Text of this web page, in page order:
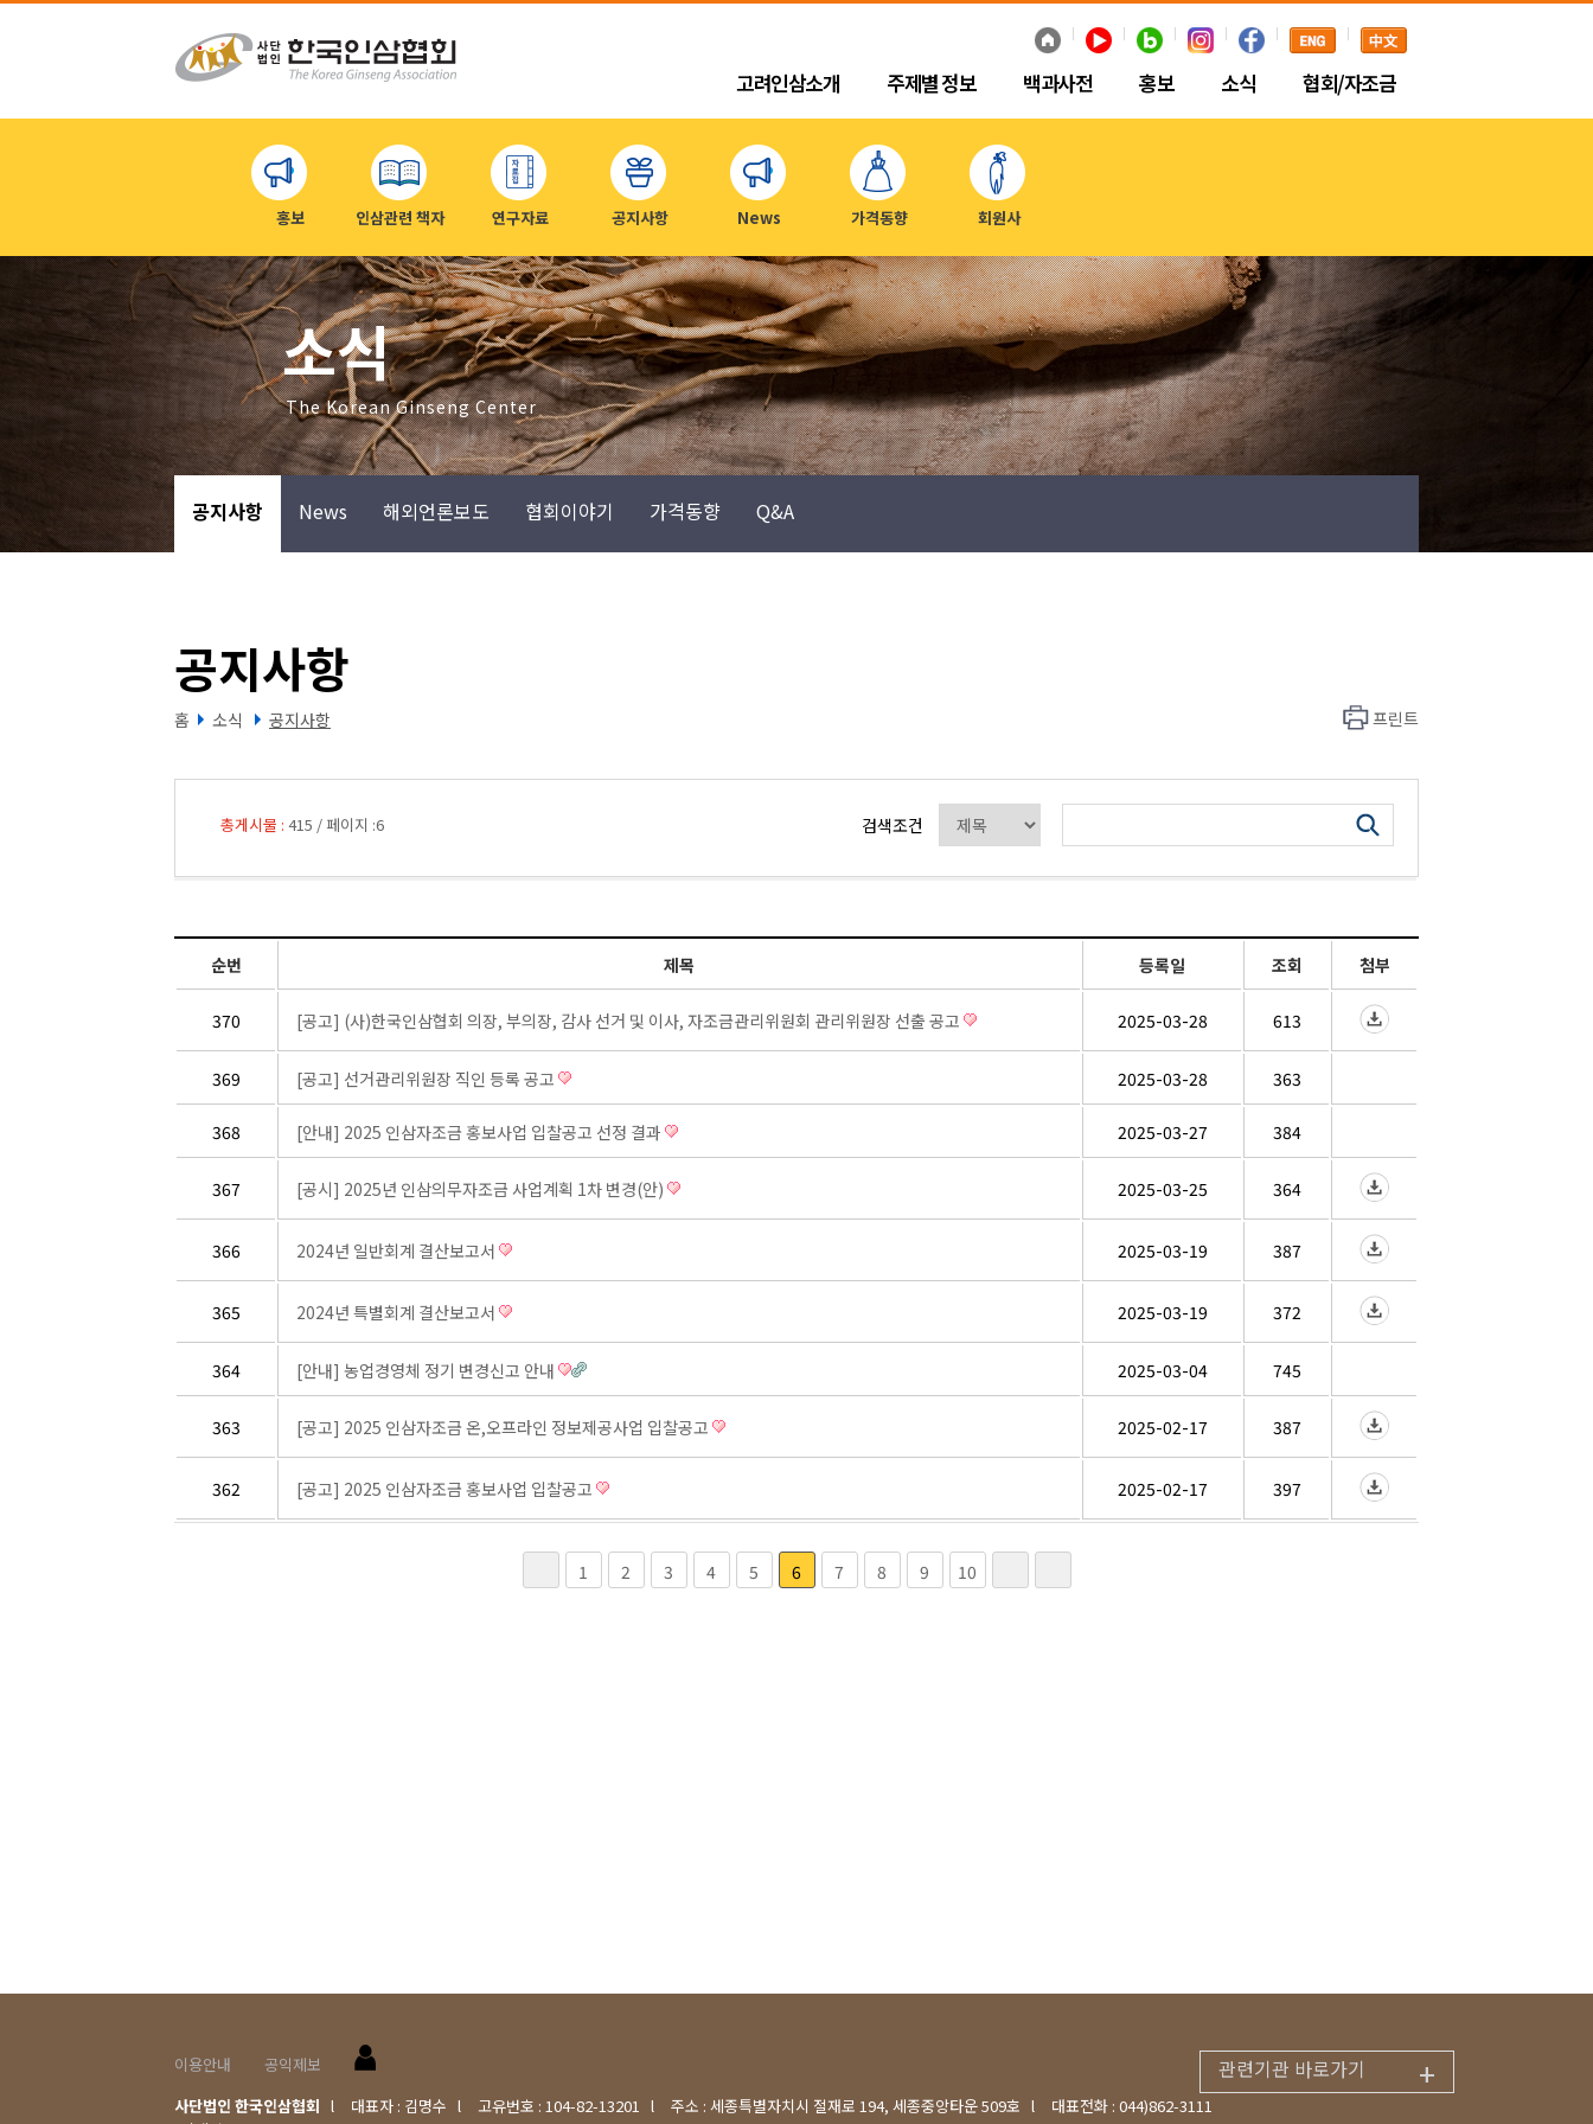
고려인삼소개 주제별 정보 백과사전 홍보 소식 협회/자조금
홍보 인삼관련 책자 연구자료 공지사항 News 가격동향 회원사
소식
The Korean Ginseng Center
공지사항 News 해외언론보도 협회이야기 가격동향 Q&A
공지사항
홈 소식 공지사항 프린트
총게시물 : 415 / 페이지 :6 검색조건
순번 제목 등록일 조회 첨부
370 [공고] (사)한국인삼협회 의장, 부의장, 감사 선거 및 이사, 자조금관리위원회 관리위원장 선출 공고 2025-03-28 613
369 [공고] 선거관리위원장 직인 등록 공고 2025-03-28 363
368 [안내] 2025 인삼자조금 홍보사업 입찰공고 선정 결과 2025-03-27 384
367 [공시] 2025년 인삼의무자조금 사업계획 1차 변경(안) 2025-03-25 364
366 2024년 일반회계 결산보고서 2025-03-19 387
365 2024년 특별회계 결산보고서 2025-03-19 372
364 [안내] 농업경영체 정기 변경신고 안내 2025-03-04 745
363 [공고] 2025 인삼자조금 온,오프라인 정보제공사업 입찰공고 2025-02-17 387
362 [공고] 2025 인삼자조금 홍보사업 입찰공고 2025-02-17 397
1 2 3 4 5 6 7 8 9 10
이용안내
공익제보
사단법인 한국인삼협회 l 대표자 : 김명수 l 고유번호 : 104-82-13201 l 주소 : 세종특별자치시 절재로 194, 세종중앙타운 509호 l
대표전화 : 044)862-3111
관련기관 바로가기 +